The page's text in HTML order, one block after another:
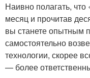
Наивно полагать,
месяц и прочитав
вы станете опытным
самостоятельно
технологии, скорее
— более